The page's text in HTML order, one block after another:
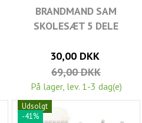
BRANDMAND SAM
SKOLESÆT 5 DELE
30,00 DKK
69,00 DKK
På lager, lev. 1-3 dag(e)
Udsolgt
-41%